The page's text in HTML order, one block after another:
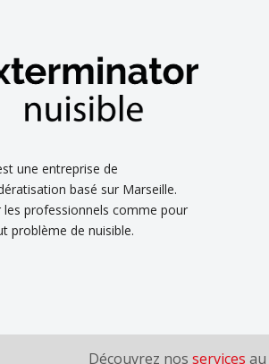
une entreprise de
basé sur Marseille.
professionnels comme pour
problème de nuisible.
Découvrez nos services